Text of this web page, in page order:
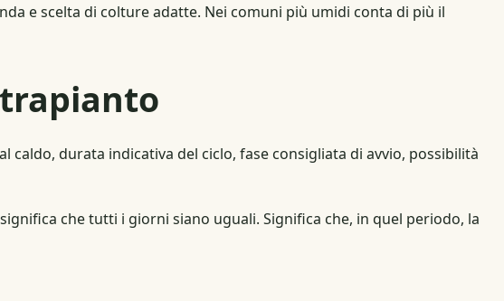
e scelta di colture adatte. Nei comuni più umidi conta di più il
durata indicativa del ciclo, fase consigliata di avvio, possibilità
che tutti i giorni siano uguali. Significa che, in quel periodo, la